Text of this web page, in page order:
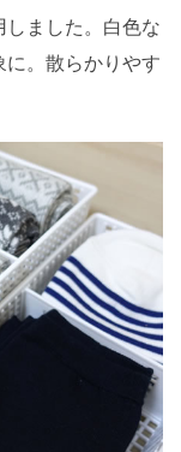
ました。白色な
。散らかりやす